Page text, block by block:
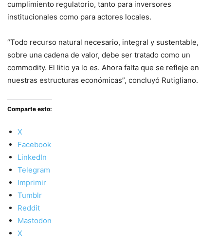
cumplimiento regulatorio, tanto para inversores
institucionales como para actores locales.
“Todo recurso natural necesario, integral y sustentable,
sobre una cadena de valor, debe ser tratado como un
commodity. El litio ya lo es. Ahora falta que se refleje en
nuestras estructuras económicas”, concluyó Rutigliano.
Comparte esto:
X
Facebook
LinkedIn
Telegram
Imprimir
Tumblr
Reddit
Mastodon
X